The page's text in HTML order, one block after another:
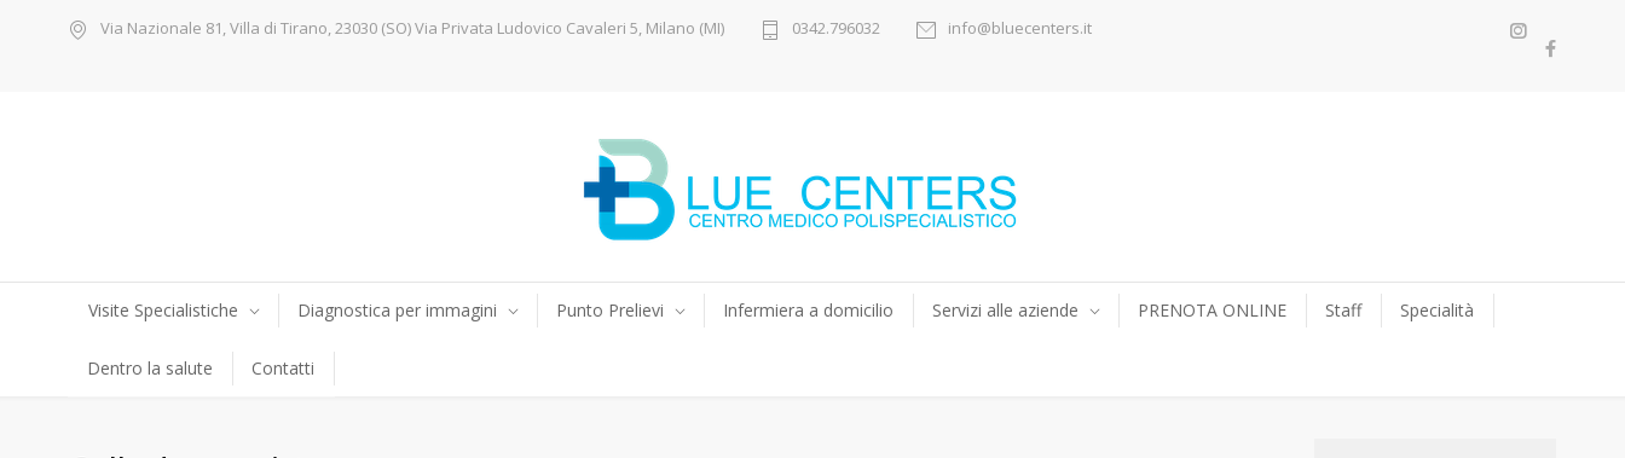
Via Nazionale 81, Villa di Tirano, 23030 (SO) Via Privata Ludovico Cavaleri 5, Milano (MI) 0342.796032 info@bluecenters.it
Visite Specialistiche Diagnostica per immagini Punto Prelievi Infermiera a domicilio Servizi alle aziende PRENOTA ONLINE Staff Specialità
Dentro la salute Contatti